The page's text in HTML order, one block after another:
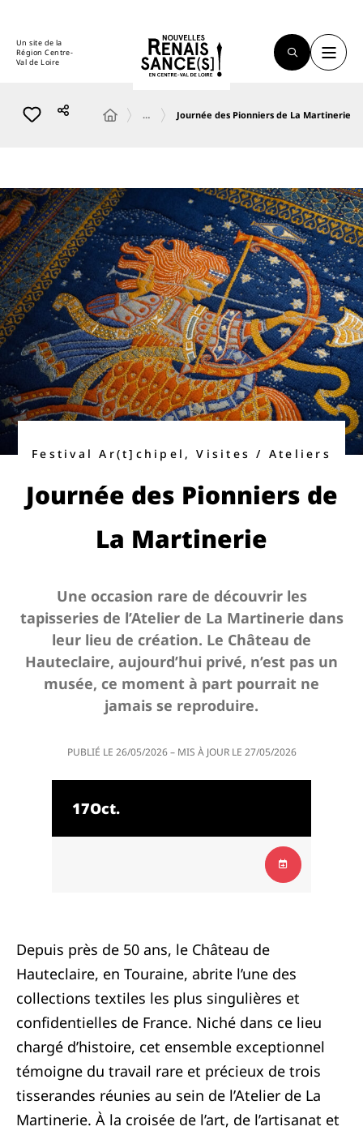
Un site de la
Région Centre-
Val de Loire
… Journée des Pionniers de La Martinerie
Festival Ar(t]chipel, Visites / Ateliers
Journée des Pionniers de
La Martinerie
Une occasion rare de découvrir les
tapisseries de l’Atelier de La Martinerie dans
leur lieu de création. Le Château de
Hauteclaire, aujourd’hui privé, n’est pas un
musée, ce moment à part pourrait ne
jamais se reproduire.
PUBLIÉ LE 26/05/2026– MIS À JOUR LE 27/05/2026
17Oct.
Depuis près de 50 ans, le Château de
Hauteclaire, en Touraine, abrite l’une des
collections textiles les plus singulières et
confidentielles de France. Niché dans ce lieu
chargé d’histoire, cet ensemble exceptionnel
témoigne du travail rare et précieux de trois
tisserandes réunies au sein de l’Atelier de La
Martinerie. À la croisée de l’art, de l’artisanat et